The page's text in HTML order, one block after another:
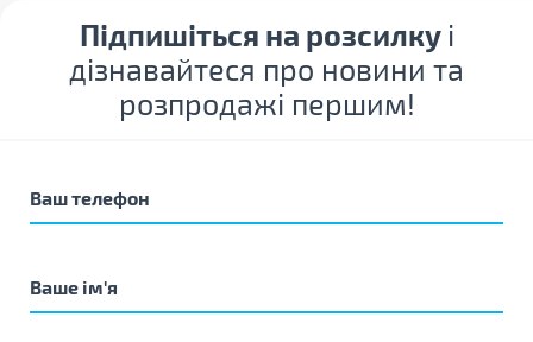
Підпишіться на розсилку і
дізнавайтеся про новини та
розпродажі першим!